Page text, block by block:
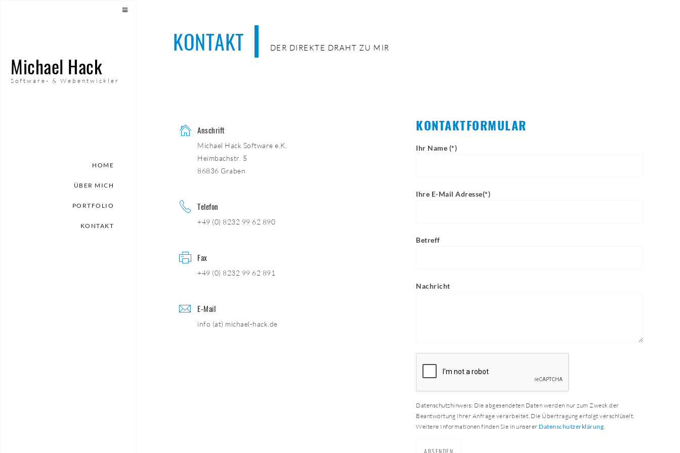
Michael Hack
Software- & Webentwickler
HOME
ÜBER MICH
PORTFOLIO
KONTAKT
KONTAKT DER DIREKTE DRAHT ZU MIR
Anschrift
Michael Hack Software e.K.
Heimbachstr. 5
86836 Graben
Telefon
+49 (0) 8232 99 62 890
Fax
+49 (0) 8232 99 62 891
E-Mail
info (at) michael-hack.de
KONTAKTFORMULAR
Ihr Name (*)
Ihre E-Mail Adresse(*)
Betreff
Nachricht
Datenschutzhinweis: Die abgesendeten Daten werden nur zum Zweck der
Beantwortung Ihrer Anfrage verarbeitet. Die Übertragung erfolgt verschlüselt.
Weitere Informationen finden Sie in unserer Datenschutzerklärung.